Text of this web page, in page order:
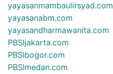
yayasanmambaulirsyad.com
yayasanabm.com
yayasandharmawanita.com
PBSIjakarta.com
PBSIbogor.com
PBSImedan.com